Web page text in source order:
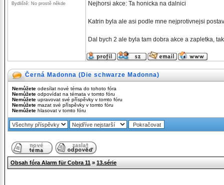
Bydliště: No prostě někde
Nejhorsi akce: Ta honicka na dalnici
Katrin byla ale asi podle mne nejprotivnejsi
Dal bych 2 ale byla tam dobra akce a zapletka,
Černá Madonna (Die schwarze Madonna)
Nemůžete odesílat nové téma do tohoto fóra
Nemůžete odpovídat na témata v tomto fóru
Nemůžete upravovat své příspěvky v tomto fóru
Nemůžete mazat své příspěvky v tomto fóru
Nemůžete hlasovat v tomto fóru
Obsah fóra Alarm für Cobra 11 » 13.série